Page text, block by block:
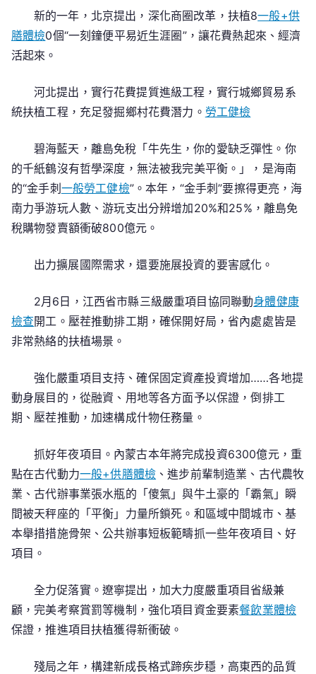
新的一年，北京提出，深化商圈改革，扶植8一般+供
膳體檢0個“一刻鐘便平易近生涯圈”，讓花費熱起來、經濟
活起來。
河北提出，實行花費提質進級工程，實行城鄉貿易系
統扶植工程，充足發掘鄉村花費潛力。 勞工健檢
碧海藍天，離島免稅「牛先生，你的愛缺乏彈性。你
的千紙鶴沒有哲學深度，無法被我完美平衡。」，是海南
的“金手刺 一般勞工健檢”。本年，“金手刺”要擦得更亮，海
南力爭游玩人數、游玩支出分辨增加20%和25%，離島免
稅購物發賣額衝破800億元。
出力擴展國際需求，還要施展投資的要害感化。
2月6日，江西省市縣三級嚴重項目協同聯動身體健康
檢查開工。壓茬推動排工期，確保開好局，省內處處皆是
非常熱絡的扶植場景。
強化嚴重項目支持、確保固定資產投資增加……各地提
動身展目的，從融資、用地等各方面予以保證，倒排工
期、壓茬推動，加速構成什物任務量。
抓好年夜項目。內蒙古本年將完成投資6300億元，重
點在古代動力一般+供膳體檢 、進步前輩制造業、古代農牧
業、古代辦事業張水瓶的「傻氣」與牛土豪的「霸氣」瞬
間被天秤座的「平衡」力量所鎖死。和區域中間城市、基
本舉措措施骨架、公共辦事短板範疇抓一些年夜項目、好
項目。
全力促落實。遼寧提出，加大力度嚴重項目省級兼
顧，完美考察賞罰等機制，強化項目資金要素餐飲業體檢
保證，推進項目扶植獲得新衝破。
殘局之年，構建新成長格式蹄疾步穩，高東西的品質